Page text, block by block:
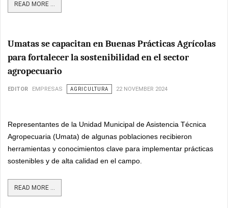
READ MORE ...
Umatas se capacitan en Buenas Prácticas Agrícolas
para fortalecer la sostenibilidad en el sector
agropecuario
EDITOR EMPRESAS AGRICULTURA 22 NOVEMBER 2024
Representantes de la Unidad Municipal de Asistencia Técnica
Agropecuaria (Umata) de algunas poblaciones recibieron
herramientas y conocimientos clave para implementar prácticas
sostenibles y de alta calidad en el campo.
READ MORE ...